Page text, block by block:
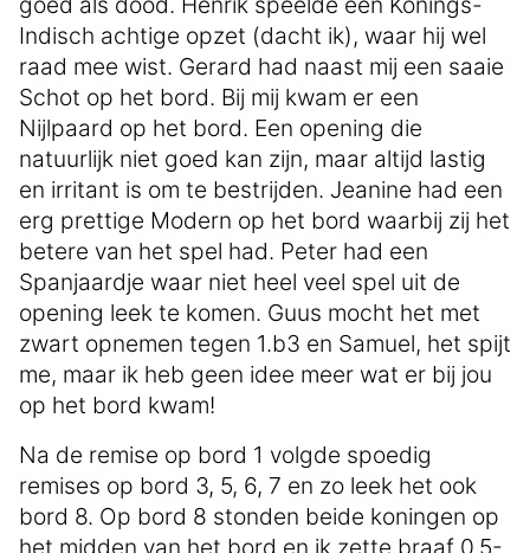
Indisch achtige opzet (dacht ik), waar hij wel
raad mee wist. Gerard had naast mij een saaie
Schot op het bord. Bij mij kwam er een
Nijlpaard op het bord. Een opening die
natuurlijk niet goed kan zijn, maar altijd lastig
en irritant is om te bestrijden. Jeanine had een
erg prettige Modern op het bord waarbij zij het
betere van het spel had. Peter had een
Spanjaardje waar niet heel veel spel uit de
opening leek te komen. Guus mocht het met
zwart opnemen tegen 1.b3 en Samuel, het spijt
me, maar ik heb geen idee meer wat er bij jou
op het bord kwam!
Na de remise op bord 1 volgde spoedig
remises op bord 3, 5, 6, 7 en zo leek het ook
bord 8. Op bord 8 stonden beide koningen op
het midden van het bord en ik zette braaf 0,5-